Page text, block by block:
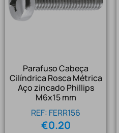
Parafuso Cabeça
Cilíndrica Rosca Métrica
Aço zincado Phillips
M6x15 mm
REF: FERR156
€0.20